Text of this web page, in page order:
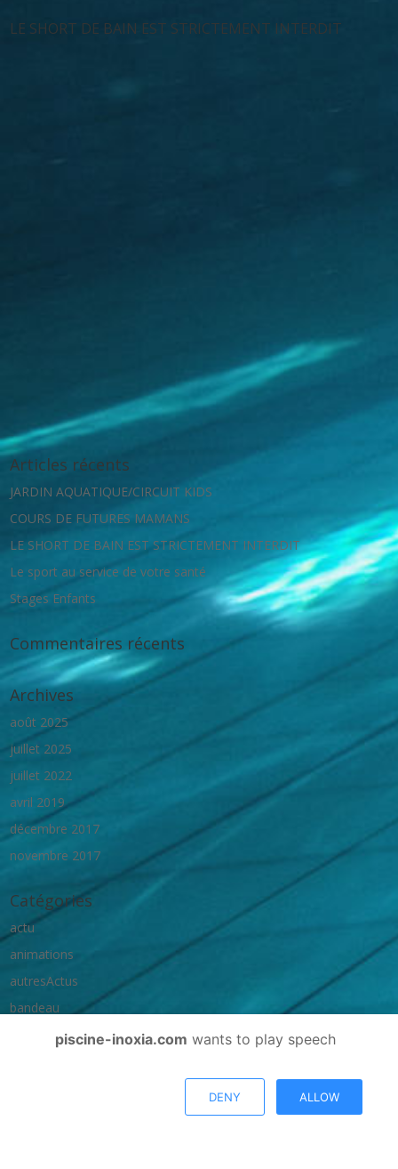
LE SHORT DE BAIN EST STRICTEMENT INTERDIT
Articles récents
JARDIN AQUATIQUE/CIRCUIT KIDS
COURS DE FUTURES MAMANS
LE SHORT DE BAIN EST STRICTEMENT INTERDIT
Le sport au service de votre santé
Stages Enfants
Commentaires récents
Archives
août 2025
juillet 2025
juillet 2022
avril 2019
décembre 2017
novembre 2017
Catégories
actu
animations
autresActus
bandeau
homeActuspiscine-inoxia.com wants to play speech
DENY ALLOW